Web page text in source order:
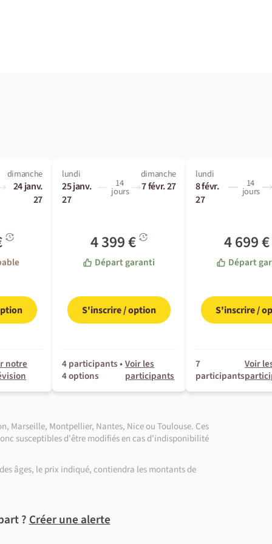
dimanche
24 janv.
27
notre
lundi
25 janv.
27
14
jours
dimanche
7 févr. 27
4 399 €
Départ garanti
S'inscrire / option
4 participants •
4 options
Voir les
participants
lundi
8 févr.
27
14
jours
4 699 €
Départ
S'inscrire /
7
participants
Voir
Marseille, Montpellier, Nantes, Nice ou Toulouse. Ces
susceptibles d'être modifiés en cas d'indisponibilité
âges, le prix indiqué, contiendra les montants de
? Créer une alerte